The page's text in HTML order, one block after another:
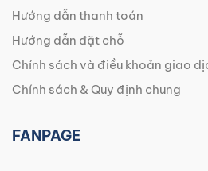
Hướng dẫn thanh toán
Hướng dẫn đặt chỗ
Chính sách và điều khoản giao
Chính sách & Quy định chung
FANPAGE